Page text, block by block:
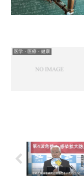
医学・医療・健康